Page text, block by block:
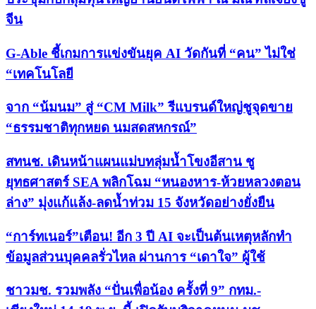
จีน
G-Able ชี้เกมการแข่งขันยุค AI วัดกันที่ “คน” ไม่ใช่
“เทคโนโลยี
จาก “น้มนม” สู่ “CM Milk” รีแบรนด์ใหญ่ชูจุดขาย
“ธรรมชาติทุกหยด นมสดสหกรณ์”
สทนช. เดินหน้าแผนแม่บทลุ่มน้ำโขงอีสาน ชู
ยุทธศาสตร์ SEA พลิกโฉม “หนองหาร-ห้วยหลวงตอน
ล่าง” มุ่งแก้แล้ง-ลดน้ำท่วม 15 จังหวัดอย่างยั่งยืน
“การ์ทเนอร์”เตือน! อีก 3 ปี AI จะเป็นต้นเหตุหลักทำ
ข้อมูลส่วนบุคคลรั่วไหล ผ่านการ “เดาใจ” ผู้ใช้
ชาวมช. รวมพลัง “ปั่นเพื่อน้อง ครั้งที่ 9” กทม.-